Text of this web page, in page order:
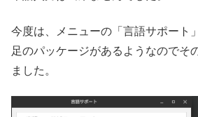
今度は、メニューの「言語サポート
足のパッケージがあるようなのでそ
ました。